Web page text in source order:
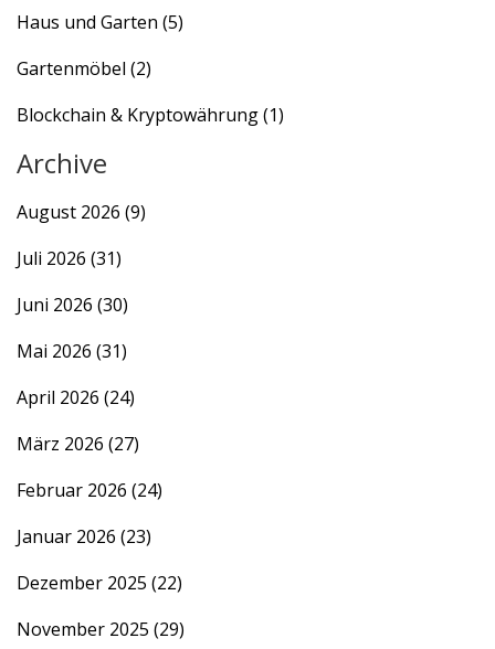
Haus und Garten (5)
Gartenmöbel (2)
Blockchain & Kryptowährung(1)
Archive
August 2026 (9)
Juli 2026 (31)
Juni 2026 (30)
Mai 2026 (31)
April 2026 (24)
März 2026 (27)
Februar 2026 (24)
Januar 2026 (23)
Dezember 2025 (22)
November 2025 (29)